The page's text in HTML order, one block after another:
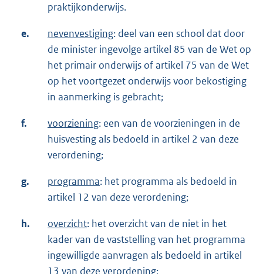
praktijkonderwijs.
e. nevenvestiging: deel van een school dat door
de minister ingevolge artikel 85 van de Wet op
het primair onderwijs of artikel 75 van de Wet
op het voortgezet onderwijs voor bekostiging
in aanmerking is gebracht;
f. voorziening: een van de voorzieningen in de
huisvesting als bedoeld in artikel 2 van deze
verordening;
g. programma: het programma als bedoeld in
artikel 12 van deze verordening;
h. overzicht: het overzicht van de niet in het
kader van de vaststelling van het programma
ingewilligde aanvragen als bedoeld in artikel
13 van deze verordening;